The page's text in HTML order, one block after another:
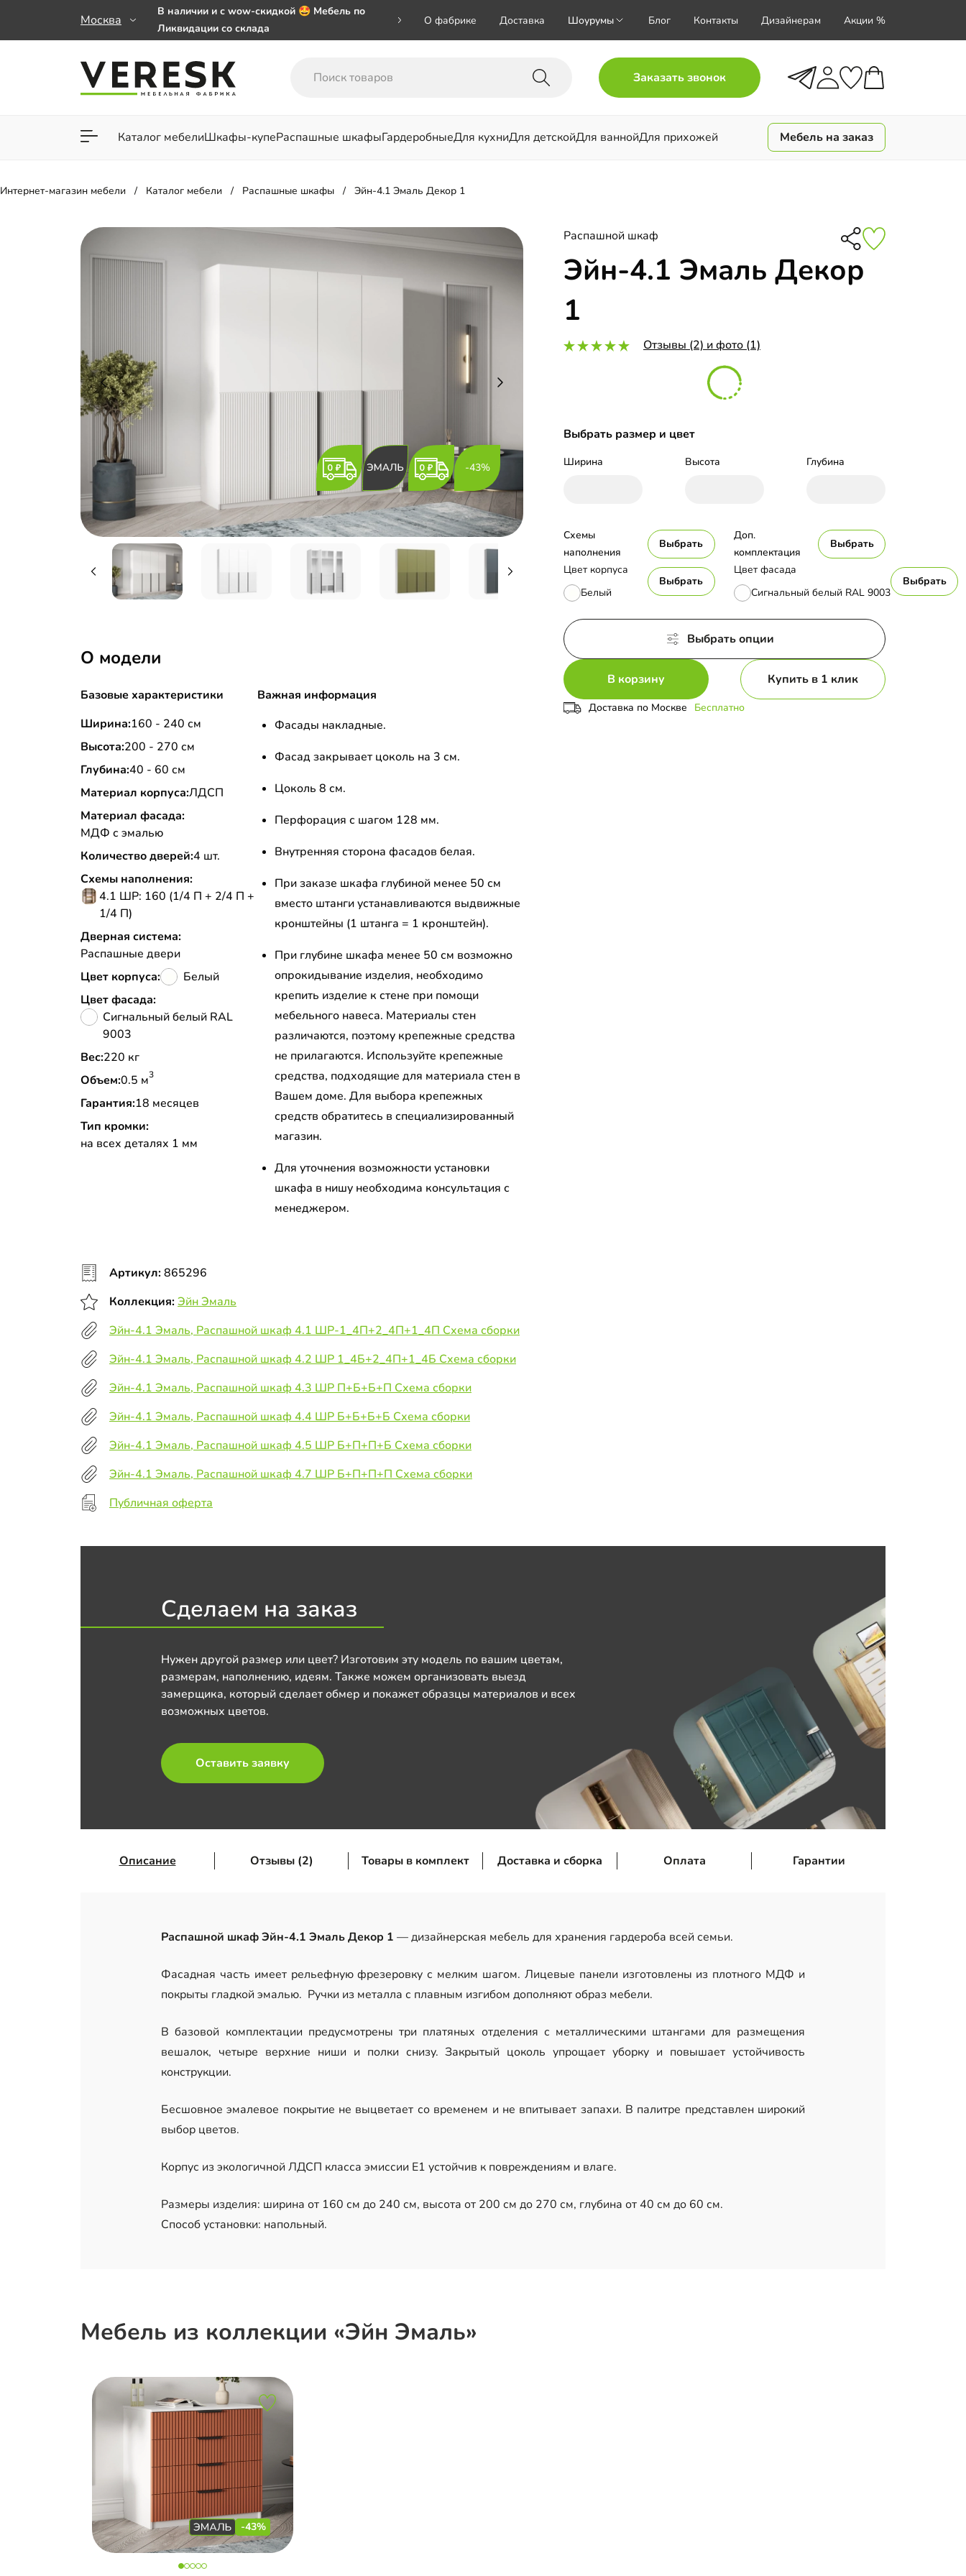
Москва
В наличии и с wow-скидкой 🤩 Мебель по
Ликвидации со склада
заказе от 50 000 ₽
Важно! Наш Whatsapp переехал на номер
О фабрике Доставка Шоурумы Блог Контакты Дизайнерам Акции %
Заказать звонок
Каталог мебелиШкафы-купеРаспашные шкафыГардеробныеДля кухниДля детскойДля ваннойДля прихожей
Для гостиной Для спальни
Мебель на заказ
Интернет-магазин мебели Каталог мебели Распашные шкафы Эйн-4.1 Эмаль Декор 1
-43%
Распашной шкаф
Эйн-4.1 Эмаль Декор
1
Отзывы (2) и фото (1)
Выбрать размер и цвет
Ширина Высота Глубина
Цвет корпуса
Белый
Выбрать
Цвет фасада
Сигнальный белый RAL 9003
Выбрать
Схемы
наполнения
Выбрать
Доп.
комплектация
Выбрать
Выбрать опции
В корзину Купить в 1 клик
Доставка по Москве Бесплатно
О модели
Базовые характеристики
Ширина:160 - 240 см
Высота:200 - 270 см
Глубина:40 - 60 см
Материал корпуса:ЛДСП
Материал фасада:
МДФ с эмалью
Количество дверей:4 шт.
Схемы наполнения:
4.1 ШР: 160 (1/4 П + 2/4 П +
1/4 П)
Дверная система:
Распашные двери
Цвет корпуса:
Белый
Цвет фасада:
Сигнальный белый RAL
9003
Вес:
220 кг
Объем:
0.5 м3
Гарантия:18 месяцев
Тип кромки:
на всех деталях 1 мм
Важная информация
Фасады накладные.
Фасад закрывает цоколь на 3 см.
Цоколь 8 см.
Перфорация с шагом 128 мм.
Внутренняя сторона фасадов белая.
При заказе шкафа глубиной менее 50 см
вместо штанги устанавливаются выдвижные
кронштейны (1 штанга = 1 кронштейн).
При глубине шкафа менее 50 см возможно
опрокидывание изделия, необходимо
крепить изделие к стене при помощи
мебельного навеса. Материалы стен
различаются, поэтому крепежные средства
не прилагаются. Используйте крепежные
средства, подходящие для материала стен в
Вашем доме. Для выбора крепежных
средств обратитесь в специализированный
магазин.
Для уточнения возможности установки
шкафа в нишу необходима консультация с
менеджером.
Артикул:865296
Коллекция:Эйн Эмаль
Эйн-4.1 Эмаль, Распашной шкаф 4.1 ШР-1_4П+2_4П+1_4П Схема сборки
Эйн-4.1 Эмаль, Распашной шкаф 4.2 ШР 1_4Б+2_4П+1_4Б Схема сборки
Эйн-4.1 Эмаль, Распашной шкаф 4.3 ШР П+Б+Б+П Схема сборки
Эйн-4.1 Эмаль, Распашной шкаф 4.4 ШР Б+Б+Б+Б Схема сборки
Эйн-4.1 Эмаль, Распашной шкаф 4.5 ШР Б+П+П+Б Схема сборки
Эйн-4.1 Эмаль, Распашной шкаф 4.7 ШР Б+П+П+П Схема сборки
Публичная оферта
Сделаем на заказ
Нужен другой размер или цвет? Изготовим эту модель по вашим цветам,
размерам, наполнению, идеям. Также можем организовать выезд
замерщика, который сделает обмер и покажет образцы материалов и всех
возможных цветов.
Оставить заявку
Описание Отзывы (2) Товары в комплект Доставка и сборка Оплата Гарантии
Распашной шкаф Эйн-4.1 Эмаль Декор 1 — дизайнерская мебель для хранения гардероба всей семьи.
Фасадная часть имеет рельефную фрезеровку с мелким шагом. Лицевые панели изготовлены из плотного МДФ и
покрыты гладкой эмалью. Ручки из металла с плавным изгибом дополняют образ мебели.
В базовой комплектации предусмотрены три платяных отделения с металлическими штангами для размещения
вешалок, четыре верхние ниши и полки снизу. Закрытый цоколь упрощает уборку и повышает устойчивость
конструкции.
Бесшовное эмалевое покрытие не выцветает со временем и не впитывает запахи. В палитре представлен широкий
выбор цветов.
Корпус из экологичной ЛДСП класса эмиссии Е1 устойчив к повреждениям и влаге.
Размеры изделия: ширина от 160 см до 240 см, высота от 200 см до 270 см, глубина от 40 см до 60 см.
Способ установки: напольный.
Мебель из коллекции «Эйн Эмаль»
-43%